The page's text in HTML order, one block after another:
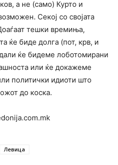
а не (само) Курто и
Секој со својата
тешки времиња,
ќе биде долга (пот, крв, и
ќе бидеме лоботомирани
или ќе докажеме
политички идиоти што
до коска.
Левица